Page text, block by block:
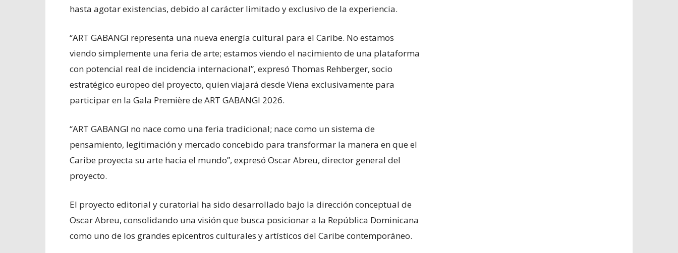
hasta agotar existencias, debido al carácter limitado y exclusivo de la experiencia.
“ART GABANGI representa una nueva energía cultural para el Caribe. No estamos
viendo simplemente una feria de arte; estamos viendo el nacimiento de una plataforma
con potencial real de incidencia internacional”, expresó Thomas Rehberger, socio
estratégico europeo del proyecto, quien viajará desde Viena exclusivamente para
participar en la Gala Première de ART GABANGI 2026.
“ART GABANGI no nace como una feria tradicional; nace como un sistema de
pensamiento, legitimación y mercado concebido para transformar la manera en que el
Caribe proyecta su arte hacia el mundo”, expresó Oscar Abreu, director general del
proyecto.
El proyecto editorial y curatorial ha sido desarrollado bajo la dirección conceptual de
Oscar Abreu, consolidando una visión que busca posicionar a la República Dominicana
como uno de los grandes epicentros culturales y artísticos del Caribe contemporáneo.